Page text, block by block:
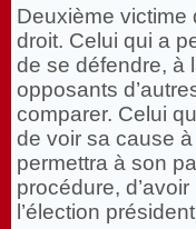
Deuxième victime
droit. Celui qui a
de se défendre, à
opposants
comparer. Celui
de voir sa cause
permettra à son
procédure,
l’élection